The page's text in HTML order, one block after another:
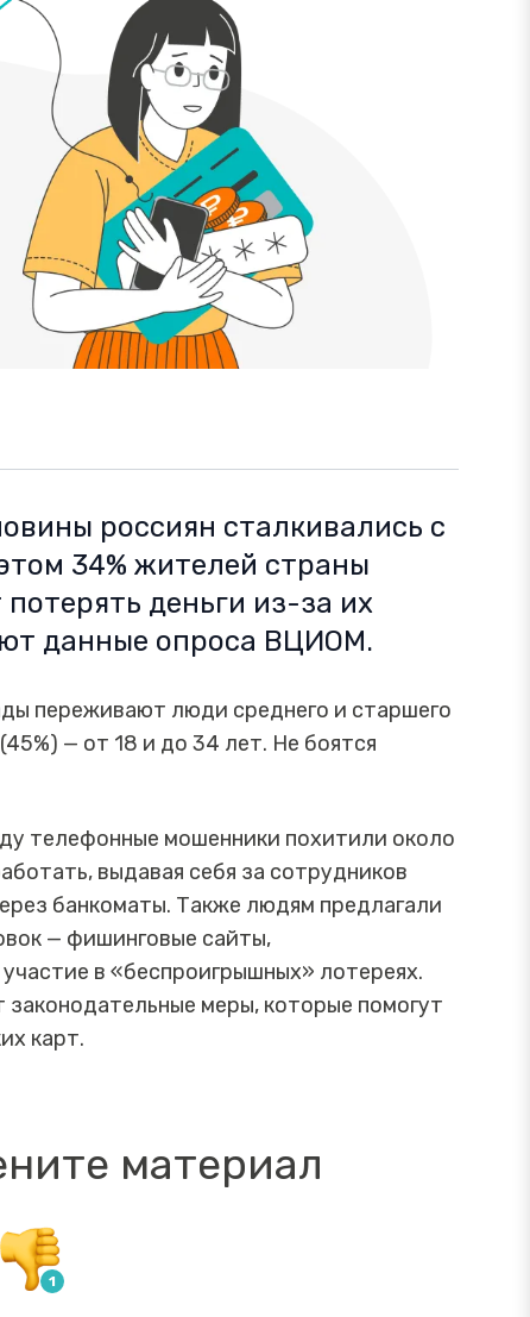
россиян сталкивались с
34% жителей страны
деньги из-за их
данные опроса ВЦИОМ.
переживают люди среднего и старшего
— от 18 и до 34 лет. Не боятся
телефонные мошенники похитили около
выдавая себя за сотрудников
банкоматы. Также людям предлагали
— фишинговые сайты,
в «беспроигрышных» лотереях.
меры, которые помогут
карт.
материал